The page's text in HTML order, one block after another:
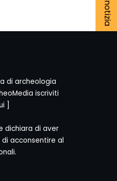
di archeologia
iscriviti
]
dichiara di aver
acconsentire al